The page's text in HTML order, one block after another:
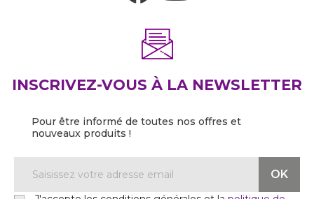
INSCRIVEZ-VOUS À LA NEWSLETTER
Pour être informé de toutes nos offres et
nouveaux produits !